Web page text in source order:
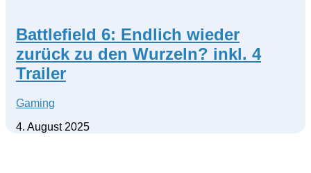
Battlefield 6: Endlich wieder
zurück zu den Wurzeln? inkl. 4
Trailer
Gaming
4. August 2025